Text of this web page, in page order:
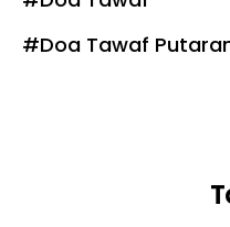
#Doa Tawaf